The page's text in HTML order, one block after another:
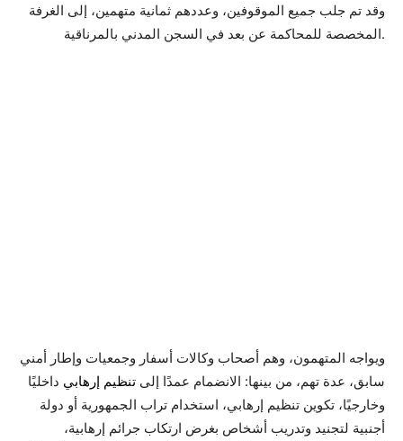
وقد تم جلب جميع الموقوفين، وعددهم ثمانية متهمين، إلى الغرفة
المخصصة للمحاكمة عن بعد في السجن المدني بالمرناقية.
ويواجه المتهمون، وهم أصحاب وكالات أسفار وجمعيات وإطار أمني
سابق، عدة تهم، من بينها: الانضمام عمدًا إلى تنظيم إرهابي داخليًا
وخارجيًا، تكوين تنظيم إرهابي، استخدام تراب الجمهورية أو دولة
أجنبية لتجنيد وتدريب أشخاص بغرض ارتكاب جرائم إرهابية،